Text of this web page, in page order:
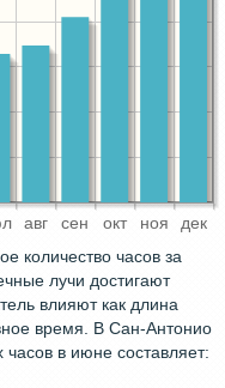
авг сен окт ноя дек
количество часов за
лучи достигают
влияют как длина
время. В Сан-Антонио
часов в июне составляет: